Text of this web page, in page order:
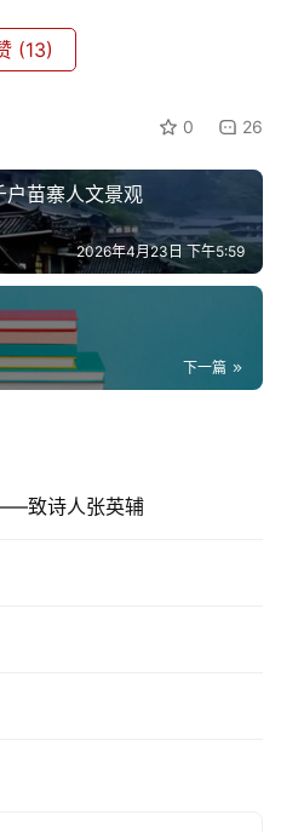
(13)
0 26
户苗寨人文景观
2026年4月23日 下午5:59
下一篇
致诗人张英辅